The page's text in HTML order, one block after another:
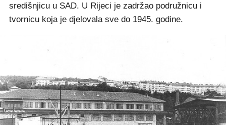
središnjicu u SAD. U Rijeci je zadržao podružnicu i
tvornicu koja je djelovala sve do 1945. godine.